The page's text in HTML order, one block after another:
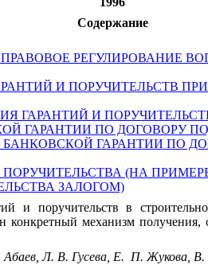
Содержание
РЕГУЛИРОВАНИЕ
И ПОРУЧИТЕЛЬСТВ
ГАРАНТИЙ И
ГАРАНТИИ ПО ДОГОВОРУ
ГАРАНТИИ ПО
(НА
ЗАЛОГОМ)
и поручительств в
конкретный механизм
Абаев, Л. В. Гусева, Е. П. Жукова, В.